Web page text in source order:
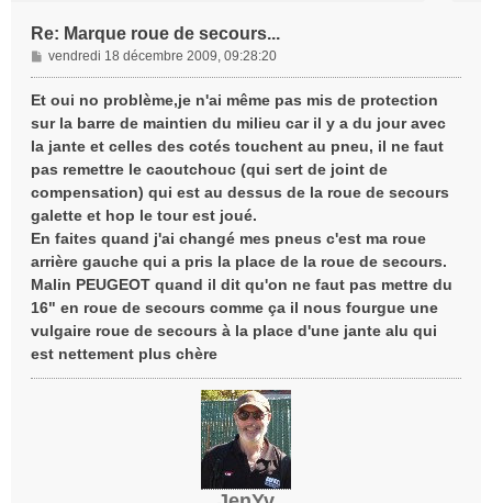
Re: Marque roue de secours...
M
e
s
a
g
e
vendredi 18 décembre 2009, 09:28:20
Et oui no problème,je n'ai même pas mis de protection
sur la barre de maintien du milieu car il y a du jour avec
la jante et celles des cotés touchent au pneu, il ne faut
pas remettre le caoutchouc (qui sert de joint de
compensation) qui est au dessus de la roue de secours
galette et hop le tour est joué.
En faites quand j'ai changé mes pneus c'est ma roue
arrière gauche qui a pris la place de la roue de secours.
Malin PEUGEOT quand il dit qu'on ne faut pas mettre du
16" en roue de secours comme ça il nous fourgue une
vulgaire roue de secours à la place d'une jante alu qui
est nettement plus chère